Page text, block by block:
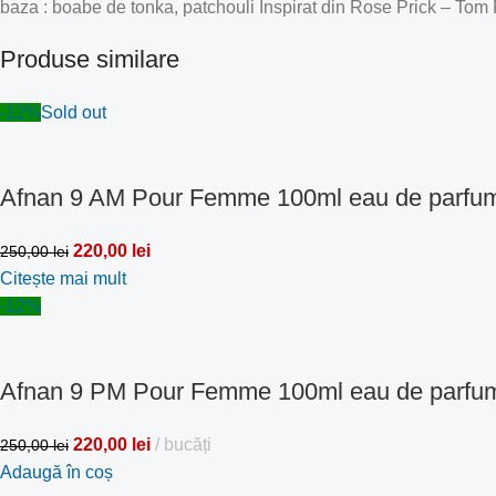
baza : boabe de tonka, patchouli Inspirat din Rose Prick – Tom
Produse similare
-12%Sold out
Afnan 9 AM Pour Femme 100ml eau de
250,00lei 220,00 lei
Citește mai mult
-12%
Afnan 9 PM Pour Femme 100ml eau de
250,00lei 220,00 lei
bucăți
Adaugă în coș